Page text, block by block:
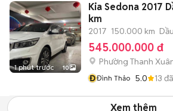
1 phút trước 10
Kia Sedona 2017
km
2017 150.000 km
545.000.000 đ
Phường Thanh
ĐĐình Thảo 5.0 13
Xem thêm